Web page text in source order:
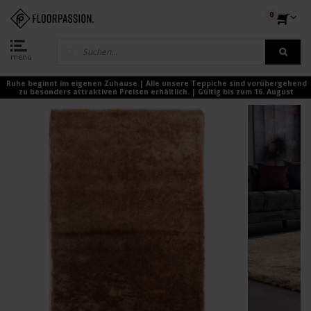
menu
0
Ruhe beginnt im eigenen Zuhause | Alle unsere Teppiche sind vorübergehend
zu besonders attraktiven Preisen erhältlich. | Gültig bis zum 16. August